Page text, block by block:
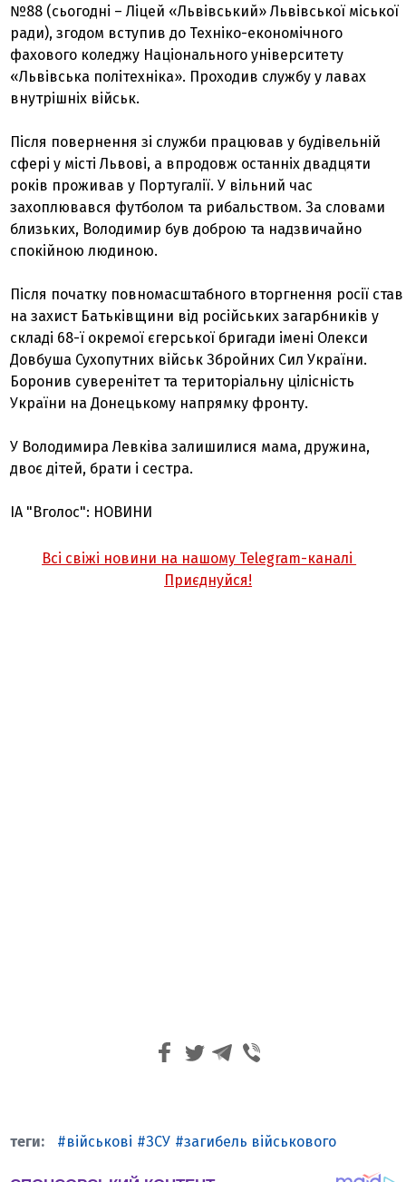
№88 (сьогодні – Ліцей «Львівський» Львівської міської
ради), згодом вступив до Техніко-економічного
фахового коледжу Національного університету
«Львівська політехніка». Проходив службу у лавах
внутрішніх військ.
Після повернення зі служби працював у будівельній
сфері у місті Львові, а впродовж останніх двадцяти
років проживав у Португалії. У вільний час
захоплювався футболом та рибальством. За словами
близьких, Володимир був доброю та надзвичайно
спокійною людиною.
Після початку повномасштабного вторгнення росії став
на захист Батьківщини від російських загарбників у
складі 68-ї окремої єгерської бригади імені Олекси
Довбуша Сухопутних військ Збройних Сил України.
Боронив суверенітет та територіальну цілісність
України на Донецькому напрямку фронту.
У Володимира Левківа залишилися мама, дружина,
двоє дітей, брати і сестра.
ІА "Вголос": НОВИНИ
Всі свіжі новини на нашому Telegram-каналі
Приєднуйся!
військові ЗСУ загибель військового